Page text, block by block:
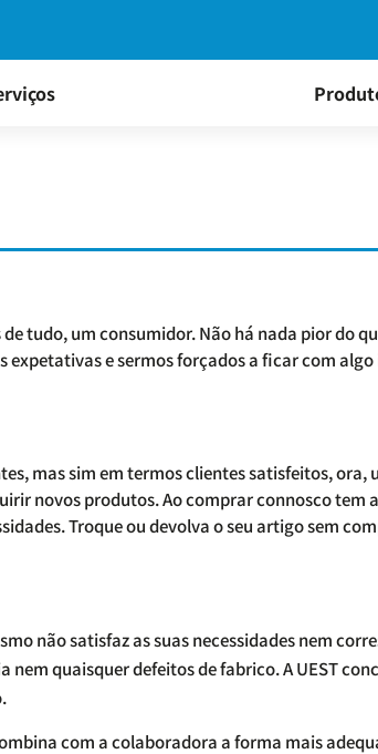
tudo, um consumidor. Não há nada pior do
e sermos forçados a ficar com
mas sim em termos clientes satisfeitos, ora,
novos produtos. Ao comprar connosco tem
Troque ou devolva o seu artigo sem
não satisfaz as suas necessidades nem
quaisquer defeitos de fabrico. A UEST
com a colaboradora a forma mais